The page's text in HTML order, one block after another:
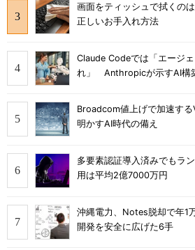
画面をティッシュで拭くの
正しいお手入れ方法
Claude Codeでは「エージ
れ」 Anthropicが示すAI構
Broadcom値上げで加速す
明かすAI時代の備え
多要素認証導入済みでもラ
用は平均2億7000万円
沖縄電力、Notes脱却で年
開発を安全に広げた6手